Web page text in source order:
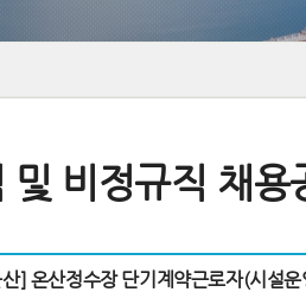
및 비정규직 채용
] 온산정수장 단기계약근로자(시설